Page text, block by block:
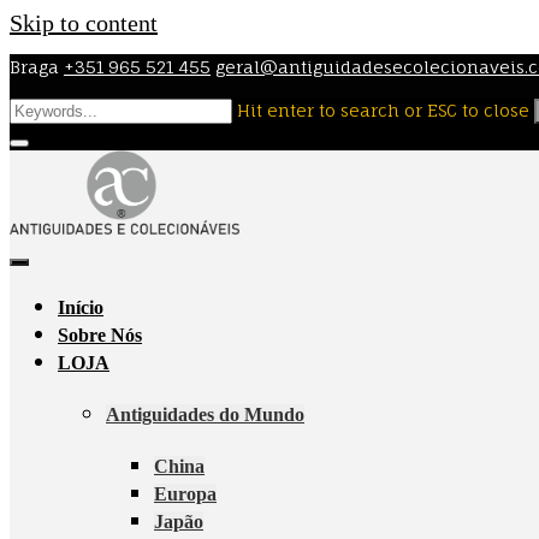
Skip to content
Braga +351 965 521 455
Hit enter to search or ESC to close
Início
Sobre Nós
LOJA
Antiguidades do Mundo
China
Europa
Japão